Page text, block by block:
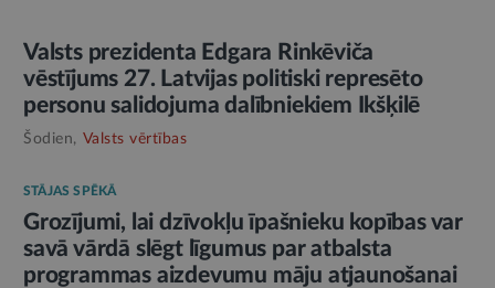
Valsts prezidenta Edgara Rinkēviča
vēstījums 27. Latvijas politiski represēto
personu salidojuma dalībniekiem Ikšķilē
Šodien, Valsts vērtības
STĀJAS SPĒKĀ
Grozījumi, lai dzīvokļu īpašnieku kopības var
savā vārdā slēgt līgumus par atbalsta
programmas aizdevumu māju atjaunošanai